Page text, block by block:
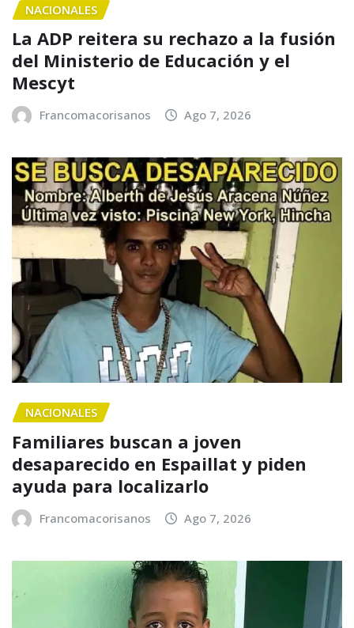
NACIONALES
La ADP reitera su rechazo a la fusión
del Ministerio de Educación y el
Mescyt
Francomacorisanos Ago 7, 2026
NACIONALES
Familiares buscan a joven
desaparecido en Espaillat y piden
ayuda para localizarlo
Francomacorisanos Ago 7, 2026